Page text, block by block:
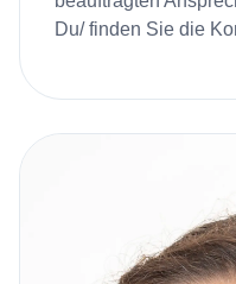
Du/ finden Sie die